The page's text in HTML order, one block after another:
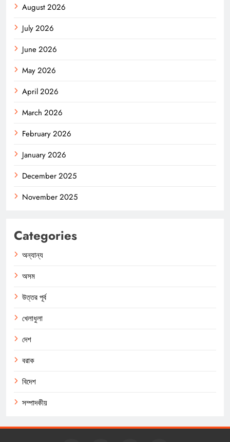
August 2026
July 2026
June 2026
May 2026
April 2026
March 2026
February 2026
January 2026
December 2025
November 2025
Categories
অন্যান্য
অসম
উত্তর পূর্ব
খেলাধুলা
দেশ
বরাক
বিদেশ
সম্পাদকীয়